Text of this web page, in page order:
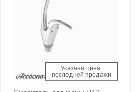
Указана цена
последней продажи